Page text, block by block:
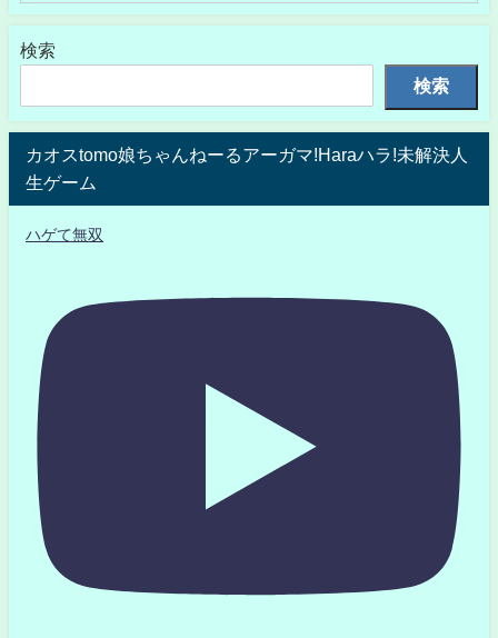
検索
検索
カオスtomo娘ちゃんねーるアーガマ!Haraハラ!未解決人
生ゲーム
ハゲて無双